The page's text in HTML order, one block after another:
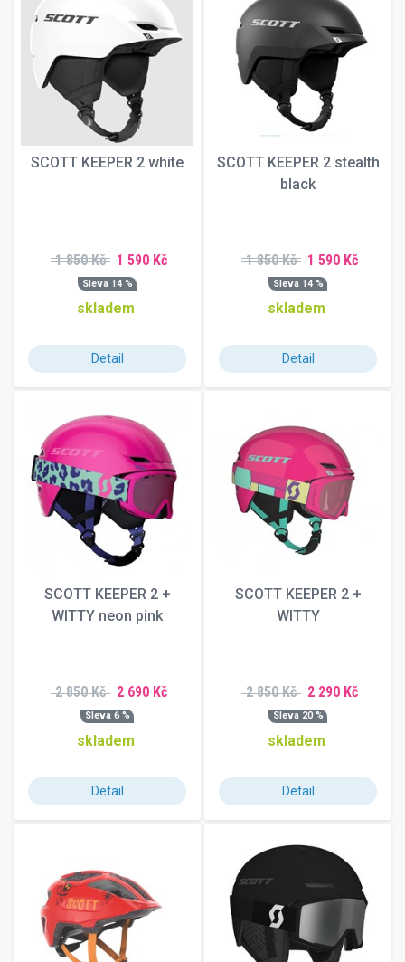
SCOTT KEEPER 2 white
1 850 Kč 1 590 Kč
Sleva 14 %
skladem
Detail
SCOTT KEEPER 2 stealth
black
1 850 Kč 1 590 Kč
Sleva 14 %
skladem
Detail
SCOTT KEEPER 2 +
WITTY neon pink
2 850 Kč 2 690 Kč
Sleva 6 %
skladem
Detail
SCOTT KEEPER 2 +
WITTY
2 850 Kč 2 290 Kč
Sleva 20 %
skladem
Detail